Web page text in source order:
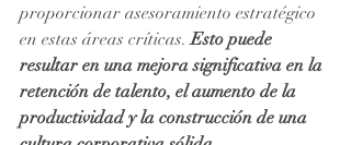
proporcionar asesoramiento estratégico
en estas áreas críticas. Esto puede
resultar en una mejora significativa en la
retención de talento, el aumento de la
productividad y la construcción de una